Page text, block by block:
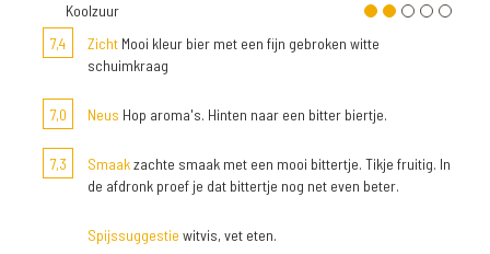
Koolzuur
7,4
Zicht Mooi kleur bier met een fijn gebroken witte
schuimkraag
7,0 Neus Hop aroma's. Hinten naar een bitter biertje.
7,3 Smaakzachte smaak met een mooi bittertje. Tikje fruitig. In
de afdronk proef je dat bittertje nog net even beter.
Spijssuggestie witvis, vet eten.